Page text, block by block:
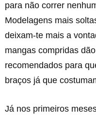
para não correr
Modelagens mais
deixam-te mais a
mangas compridas
recomendados para
braços já que
Já nos primeiros